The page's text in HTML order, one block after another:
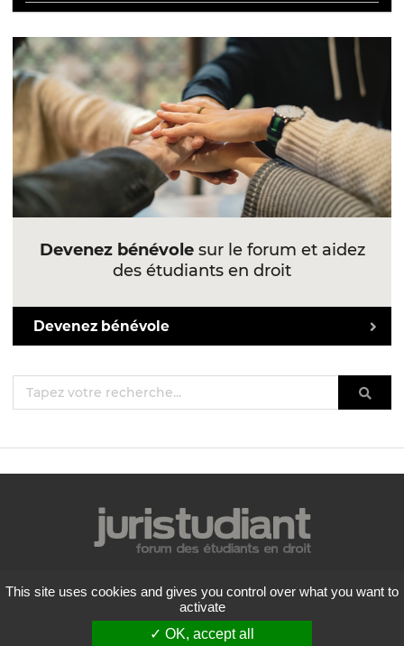
Devenez bénévolesur le forum et aidez
des étudiants en droit
Devenez bénévole
Mentions légales
Politique de confidentialité
Conditions générales d'utilisation
This site uses cookies and gives you control over what you want to
activate
✓ OK, accept all